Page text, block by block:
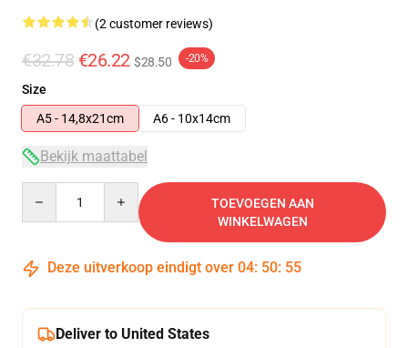
(2 customer reviews)
€32.78 €26.22 $28.50 -20%
Size
A5 - 14,8x21cm
A6 - 10x14cm
Bekijk maattabel
TOEVOEGEN AAN
WINKELWAGEN
Deze uitverkoop eindigt over 04: 50: 54
Deliver to United States